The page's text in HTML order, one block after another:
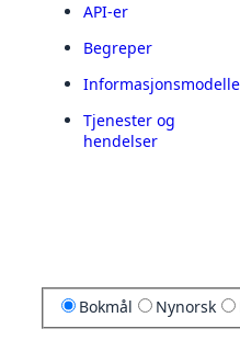
API-er
Begreper
Tjenester og
hendelser
Bokmål Nynorsk